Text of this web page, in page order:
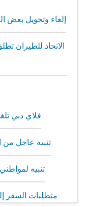
إلغاء وتحويل بعض
الاتحاد للطيران
فلاي دبي تلغي
تنبيه عاجل من
تنبيه
متطلبات السفر